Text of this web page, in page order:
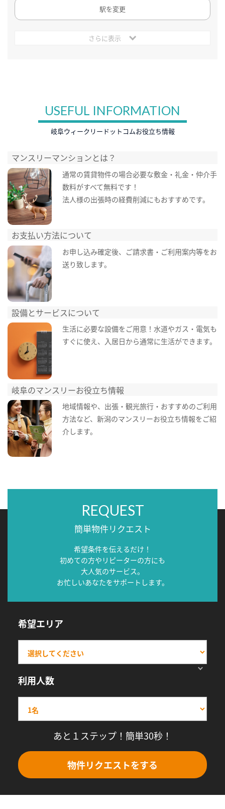
駅を変更
さらに表示
USEFUL INFORMATION
岐阜ウィークリードットコムお役立ち情報
マンスリーマンションとは？
通常の賃貸物件の場合必要な敷金・礼金・仲介手
数料がすべて無料です！
法人様の出張時の経費削減にもおすすめです。
お支払い方法について
お申し込み確定後、ご請求書・ご利用案内等をお
送り致します。
設備とサービスについて
生活に必要な設備をご用意！水道やガス・電気も
すぐに使え、入居日から通常に生活ができます。
岐阜のマンスリーお役立ち情報
地域情報や、出張・観光旅行・おすすめのご利用
方法など、新潟のマンスリーお役立ち情報をご紹
介します。
REQUEST
簡単物件リクエスト
希望条件を伝えるだけ！
初めての方やリピーターの方にも
大人気のサービス。
お忙しいあなたをサポートします。
希望エリア
利用人数
あと１ステップ！簡単30秒！
物件リクエストをする